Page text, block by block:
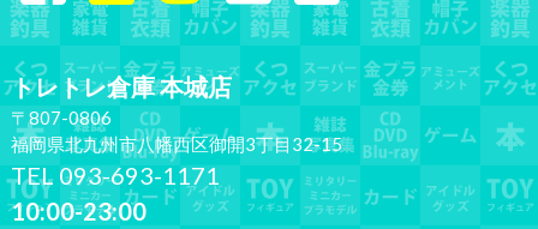
トレトレ倉庫 本城店
〒807-0806
福岡県北九州市八幡西区御開3丁目32-15
TEL 093-693-1171
10:00-23:00